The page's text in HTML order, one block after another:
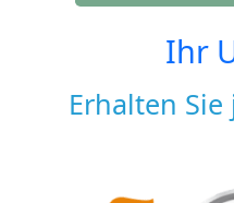
Ihr
Erhalten